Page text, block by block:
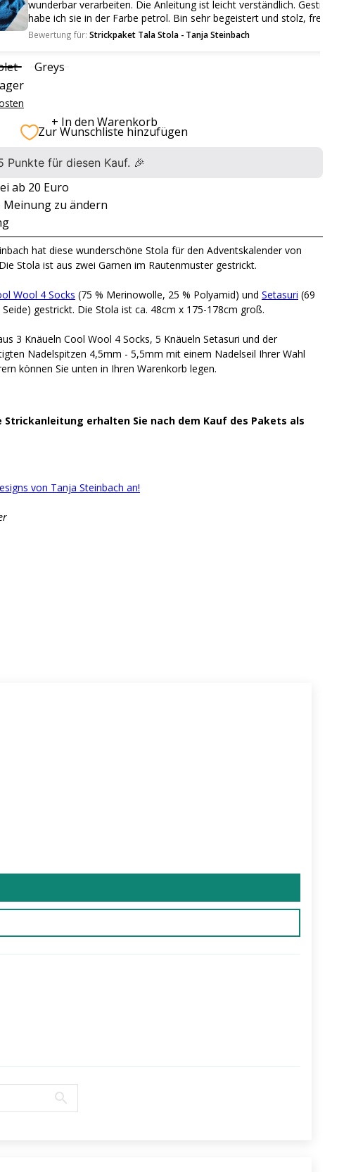
verarbeiten. Die Anleitung ist leicht verständlich. Gestrickt
sie in der Farbe petrol. Bin sehr begeistert und stolz, freue
sie tragen zu können. Momentan ist es noch zu warm dafür.
für:Strickpaket Tala Stola - Tanja Steinbach
ausverkauft oder nicht verfügbar
Greys
+ In den Warenkorb
Zur Wunschliste hinzufügen
Punkte für diesen Kauf. 🎉
ab 20 Euro
Meinung zu ändern
hat diese wunderschöne Stola für den Adventskalender von
Stola ist aus zwei Garnen im Rautenmuster gestrickt.
Wool 4 Socks (75 % Merinowolle, 25 % Polyamid) und Setasuri (69
gestrickt. Die Stola ist ca. 48cm x 175-178cm groß.
3 Knäueln Cool Wool 4 Socks, 5 Knäueln Setasuri und der
Nadelspitzen 4,5mm - 5,5mm mit einem Nadelseil Ihrer Wahl
können Sie unten in Ihren Warenkorb legen.
Strickanleitung erhalten Sie nach dem Kauf des Pakets als
von Tanja Steinbach an!